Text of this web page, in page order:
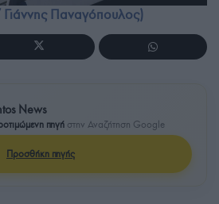
Παναγόπουλος)
News
πηγή στην Αναζήτηση Google
Προσθήκη πηγής